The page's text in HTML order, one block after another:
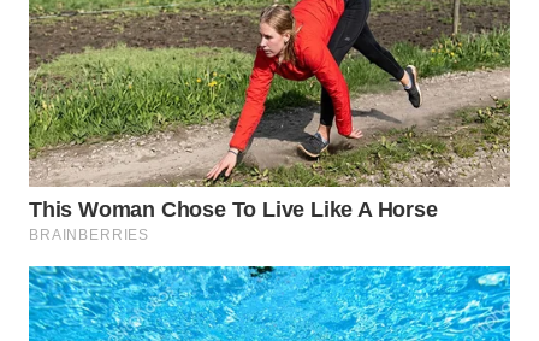
WN
SOLO
WN
BOROBUDUR
WN
MADURA
WN
SURABAYA